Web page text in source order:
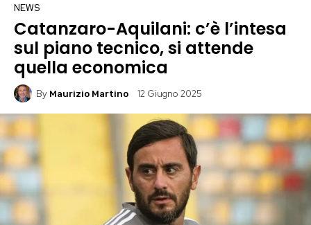
NEWS
Catanzaro-Aquilani: c’è l’intesa
sul piano tecnico, si attende
quella economica
By Maurizio Martino 12 Giugno 2025